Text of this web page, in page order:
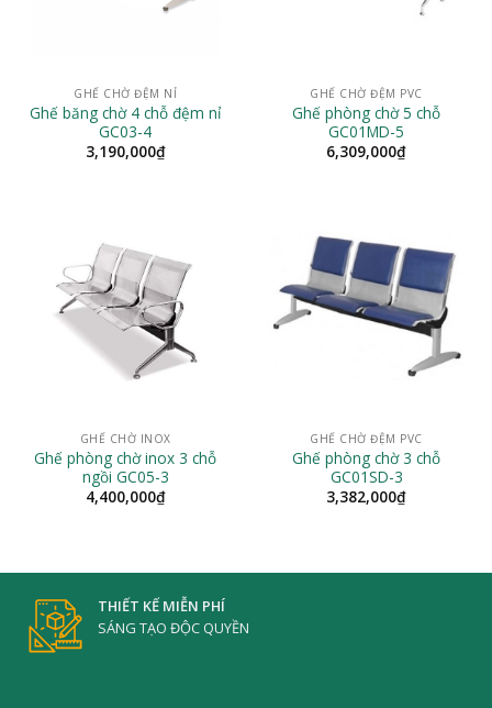
GHẾ CHỜ ĐỆM NỈ
Ghế băng chờ 4 chỗ đệm nỉ
GC03-4
3,190,000₫
GHẾ CHỜ ĐỆM PVC
Ghế phòng chờ 5 chỗ
GC01MD-5
6,309,000₫
GHẾ CHỜ INOX
Ghế phòng chờ inox 3 chỗ
ngồi GC05-3
4,400,000₫
GHẾ CHỜ ĐỆM PVC
Ghế phòng chờ 3 chỗ
GC01SD-3
3,382,000₫
THIẾT KẾ MIỄN PHÍ
SÁNG TẠO ĐỘC QUYỀN